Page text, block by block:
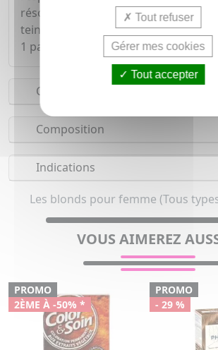
résorcine, sans silicone.
teinture, 1 fixateur, 1 baume
1 paire de gants.
Conseils d'utilisation
Composition
Indications
Les blonds pour femme (Tous
VOUS AIMEREZ
PROMO
2ÈME À -50% *
PROMO
- 29 %
Tout refuser
Gérer mes cookies
Tout accepter